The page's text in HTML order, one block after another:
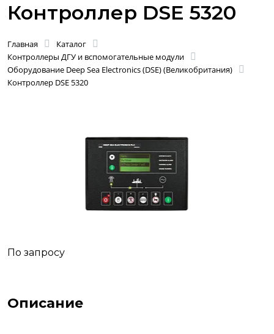
Контроллер DSE 5320
Главная
Каталог
Контроллеры ДГУ и вспомогательные модули
Оборудование Deep Sea Electronics (DSE) (Великобритания)
Контроллер DSE 5320
По запросу
Описание